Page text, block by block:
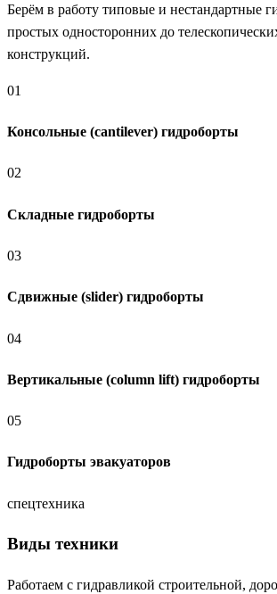
Берём в работу типовые и нестандартные
простых односторонних до
конструкций.
01
Консольные (cantilever) гидроборты
02
Складные гидроборты
03
Сдвижные (slider) гидроборты
04
Вертикальные (column lift) гидроборты
05
Гидроборты эвакуаторов
спецтехника
Виды техники
Работаем с гидравликой строительной,